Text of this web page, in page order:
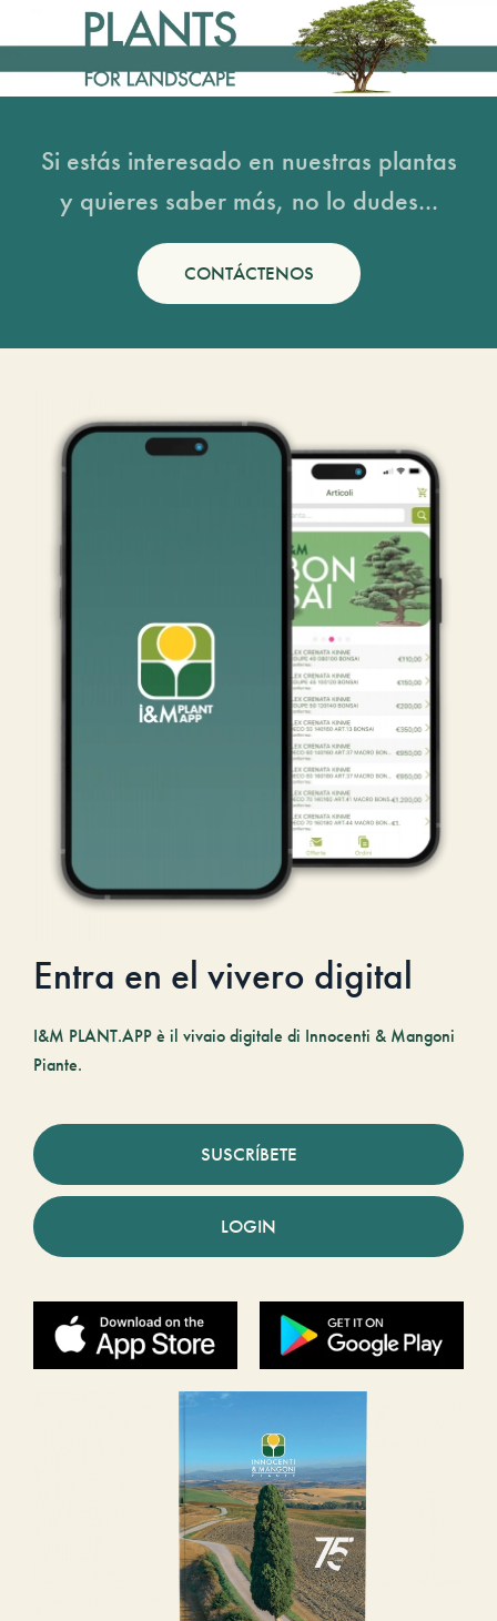
Si estás interesado en nuestras plantas
y quieres saber más, no lo dudes...
CONTÁCTENOS
Entra en el vivero digital
I&M PLANT.APP è il vivaio digitale di Innocenti & Mangoni
Piante.
SUSCRÍBETE
LOGIN